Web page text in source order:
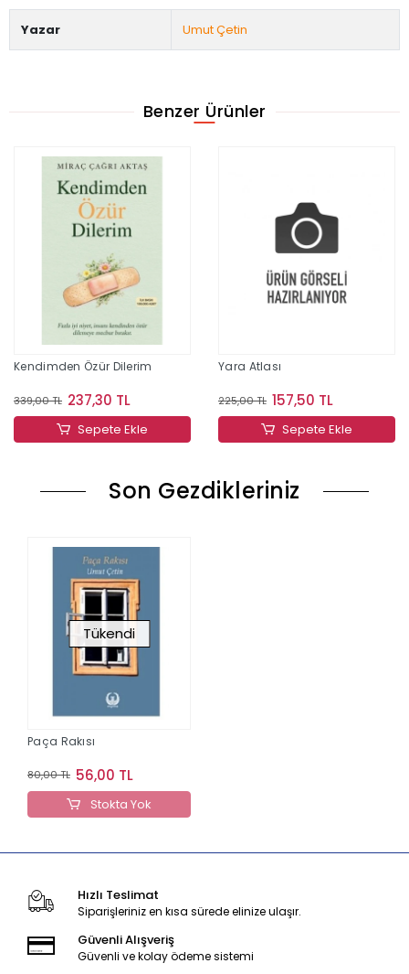
Yazar Umut Çetin
Benzer Ürünler
Kendimden Özür Dilerim
339,00 TL 237,30 TL
Sepete Ekle
Yara Atlası
225,00 TL 157,50 TL
Sepete Ekle
Son Gezdikleriniz
Tükendi
Paça Rakısı
80,00 TL 56,00 TL
Stokta Yok
Hızlı Teslimat
Siparişleriniz en kısa sürede elinize ulaşır.
Güvenli Alışveriş
Güvenli ve kolay ödeme sistemi